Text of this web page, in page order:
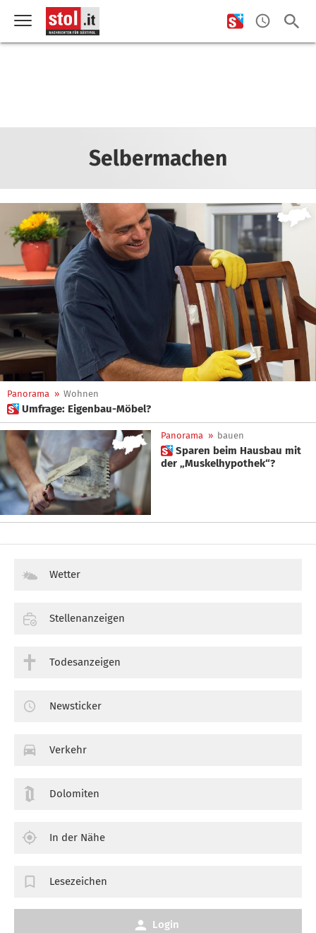
Selbermachen
Panorama » Wohnen
 Umfrage: Eigenbau-Möbel?
Panorama » bauen
 Sparen beim Hausbau mit
der „Muskelhypothek“?
Wetter
Stellenanzeigen
Todesanzeigen
Newsticker
Verkehr
Dolomiten
In der Nähe
Lesezeichen
Login